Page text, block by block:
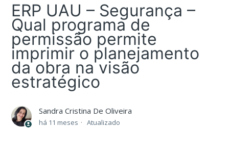
ERP UAU – Segurança –
Qual programa de
permissão permite
imprimir o planejamento
da obra na visão
estratégico
Sandra Cristina De Oliveira
há 11 meses Atualizado